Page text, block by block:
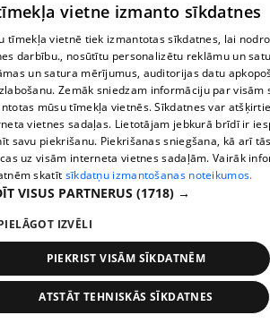
pirms 2 nedēļām, 6 dienām
Kaspars Kambala liek atkal un
cik ļoti viņu mīl
70. epizode
vietne izmanto sīkdatnes
tīmekļa vietnē tiek izmantotas sīkdatnes, lai
darbību., nosūtītu personalizētu reklāmu un
un satura mērījumus, auditorijas datu
Zemāk sniedzam informāciju par visām
mūsu tīmekļa vietnēs. Sīkdatnes var
vietnes sadaļas. Lietotājam jebkurā brīdī ir
savu piekrišanu. Piekrišanas sniegšana, kā arī
uz visām interneta vietnes sadaļām. Vairāk
skatīt sīkdatņu izmantošanas noteikumos.
VISUS PARTNERUS (1718) →
IZVĒLI
PIEKRIST VISĀM SĪKDATNĒM
ATSTĀT TEHNISKĀS SĪKDATNES